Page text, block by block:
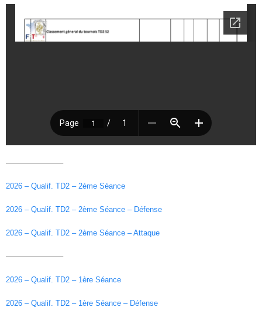
———————–
2026 – Qualif. TD2 – 2ème Séance
2026 – Qualif. TD2 – 2ème Séance – Défense
2026 – Qualif. TD2 – 2ème Séance – Attaque
———————–
2026 – Qualif. TD2 – 1ère Séance
2026 – Qualif. TD2 – 1ère Séance – Défense